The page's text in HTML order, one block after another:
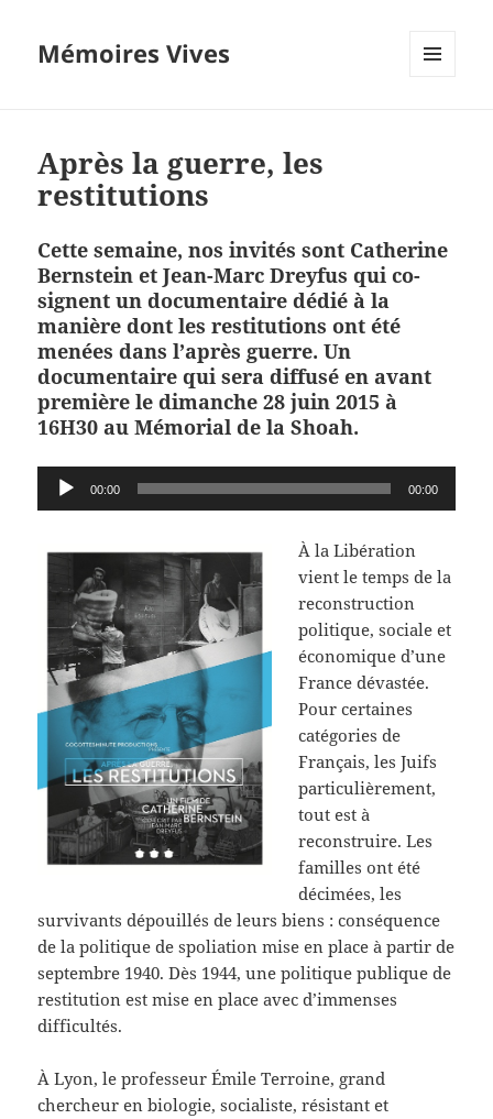
Mémoires Vives
Après la guerre, les
restitutions
Cette semaine, nos invités sont Catherine
Bernstein et Jean-Marc Dreyfus qui co-
signent un documentaire dédié à la
manière dont les restitutions ont été
menées dans l’après guerre.Un
documentaire qui sera diffusé en avant
première le dimanche 28 juin 2015 à
16H30 au Mémorial de la Shoah.
Lecteur
audio
00:00 00:00
À la Libération
vient le temps de la
reconstruction
politique, sociale et
économique d’une
France dévastée.
Pour certaines
catégories de
Français, les Juifs
particulièrement,
tout est à
reconstruire. Les
familles ont été
décimées, les
survivants dépouillés de leurs biens : conséquence
de la politique de spoliation mise en place à partir de
septembre 1940. Dès 1944, une politique publique de
restitution est mise en place avec d’immenses
difficultés.
À Lyon, le professeur Émile Terroine, grand
chercheur en biologie, socialiste, résistant et